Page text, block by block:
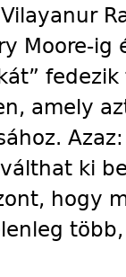
Moore-ig
amely
ki
hogy